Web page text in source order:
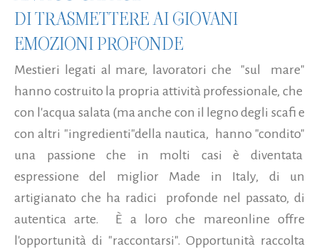
DI TRASMETTERE AI GIOVANI
EMOZIONI PROFONDE
Mestieri legati al mare, lavoratori che "sul mare"
hanno costruito la propria attività professionale, che
con l'acqua salata (ma anche con il legno degli scafi e
con altri "ingredienti"della nautica, hanno "condito"
una passione che in molti casi è diventata
espressione del miglior Made in Italy, di un
artigianato che ha radici profonde nel passato, di
autentica arte. È a loro che mareonline offre
l'opportunità di "raccontarsi". Opportunità raccolta